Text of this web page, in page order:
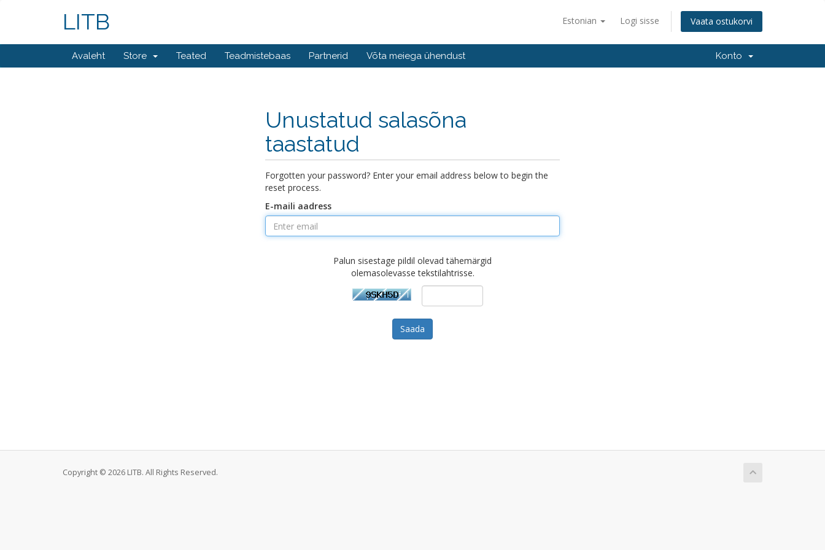
Estonian Logi sisse Vaata ostukorvi
LITB
Avaleht Store Teated Teadmistebaas Partnerid Võta meiega ühendust Konto
Unustatud salasõna
taastatud
Forgotten your password? Enter your email address below to begin the
reset process.
E-maili aadress
Palun sisestage pildil olevad tähemärgid
olemasolevasse tekstilahtrisse.
Saada
Copyright © 2026 LITB. All Rights Reserved.